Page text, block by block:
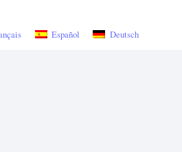
Español Deutsch